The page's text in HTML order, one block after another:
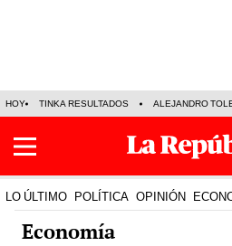
HOY TINKA RESULTADOS ALEJANDRO
LO ÚLTIMO POLÍTICA OPINIÓN
Economía